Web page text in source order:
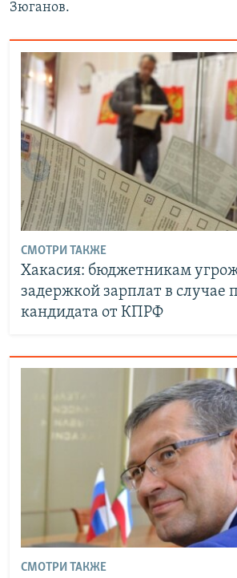
Зюганов.
СМОТРИ ТАКЖЕ
Хакасия: бюджетникам
задержкой зарплат в случае
кандидата от КПРФ
СМОТРИ ТАКЖЕ